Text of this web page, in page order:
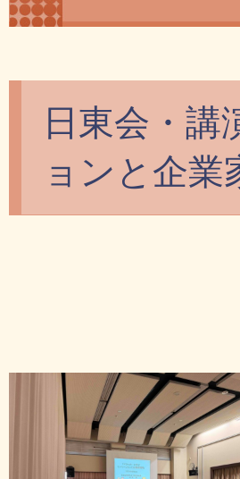
日東会・
ョンと企業